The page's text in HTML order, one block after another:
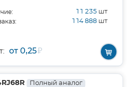
11 235 шт
114 888 шт
от 0,25₽
Полный аналог